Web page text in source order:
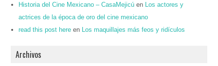
Historia del Cine Mexicano – CasaMejicú en
Los actores y
actrices de la época de oro del cine mexicano
read this post here en Los maquillajes más feos y ridículos
Archivos